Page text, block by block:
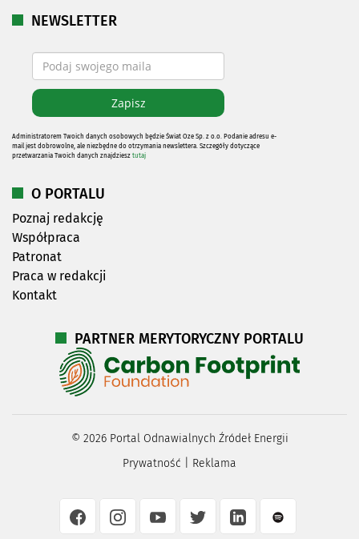
NEWSLETTER
Administratorem Twoich danych osobowych będzie Świat Oze Sp. z o.o. Podanie adresu e-
mail jest dobrowolne, ale niezbędne do otrzymania newslettera. Szczegóły dotyczące
przetwarzania Twoich danych znajdziesz tutaj
O PORTALU
Poznaj redakcję
Współpraca
Patronat
Praca w redakcji
Kontakt
PARTNER MERYTORYCZNY PORTALU
© 2026Portal Odnawialnych Źródeł Energii
Prywatność
Reklama